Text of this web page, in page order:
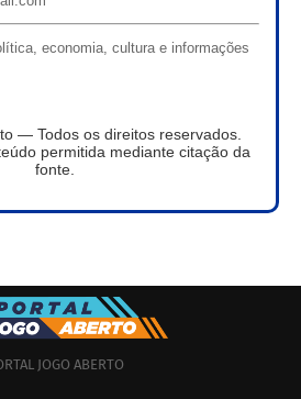
economia, cultura e informações
— Todos os direitos reservados.
permitida mediante citação da
fonte.
JOGO ABERTO